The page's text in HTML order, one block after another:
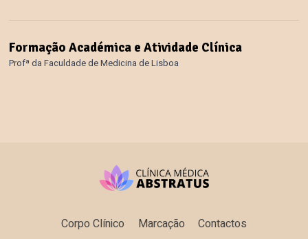
Formação Académica e Atividade Clínica
Profª da Faculdade de Medicina de Lisboa
Corpo Clínico Marcação Contactos